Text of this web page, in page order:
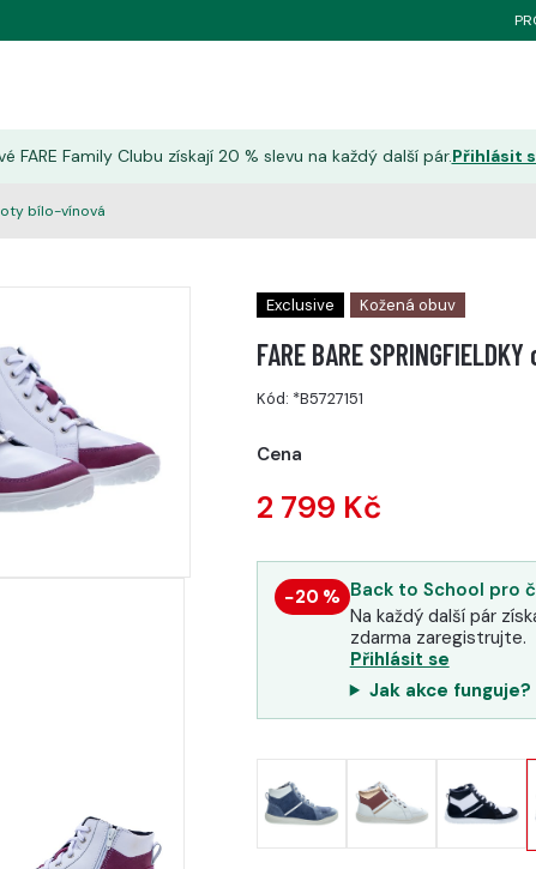
FARE Family Clubu získají 20 % slevu na každý další pár.Přihlásit
bílo-vínová
Exclusive Kožená obuv
FARE BARE
Kód: *B5727151
Cena
2 799 Kč
−20 % Back to School pro
Na každý další pár
zdarma zaregistrujte.
Přihlásit se
Jak akce funguje?